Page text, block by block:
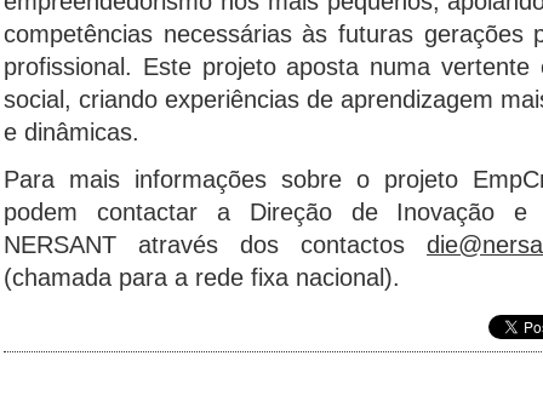
competências necessárias às futuras gerações
profissional. Este projeto aposta numa
social, criando experiências de aprendizagem
e dinâmicas.
Para mais informações sobre o projeto
podem contactar a Direção de Inovação e
NERSANT através dos contactos
(chamada para a rede fixa nacional).